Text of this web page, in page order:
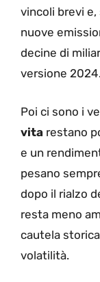
vincoli brevi
nuove
decine di
versione
Poi ci sono i
vita restano
e un
pesano
dopo il rialzo
resta meno
cautela
volatilità.